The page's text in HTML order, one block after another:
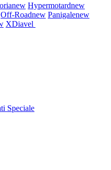
new Hypermotardnew
Off-Roadnew Panigalenew
XDiavel
Speciale